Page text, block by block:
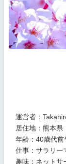
運営者：
居住地：熊本県
年齢：40歳代前
仕事：サラリー
趣味：ネットサ